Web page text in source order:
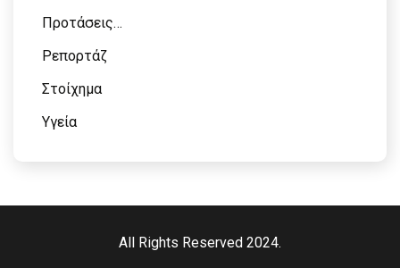
Προτάσεις…
Ρεπορτάζ
Στοίχημα
Υγεία
All Rights Reserved 2024.